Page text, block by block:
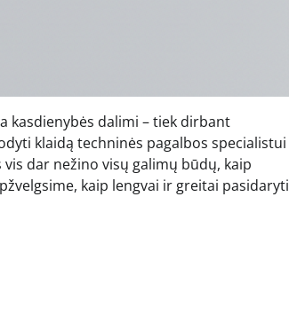
kasdienybės dalimi – tiek dirbant
klaidą techninės pagalbos specialistui
dar nežino visų galimų būdų, kaip
kaip lengvai ir greitai pasidaryti